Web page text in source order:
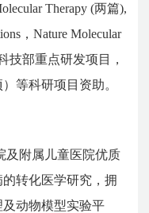
Therapy (两篇),
，Nature Molecular
技部重点研发项目，
等科研项目资助。
及附属儿童医院优质
转化医学研究，拥
动物模型实验平